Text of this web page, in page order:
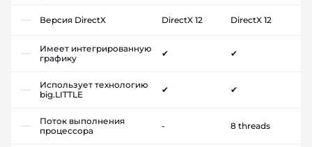
Версия DirectX DirectX 12 DirectX 12
Имеет интегрированную
графику
✔ ✔
Использует технологию
big.LITTLE
✔ ✔
Поток выполнения
процессора
- 8 threads